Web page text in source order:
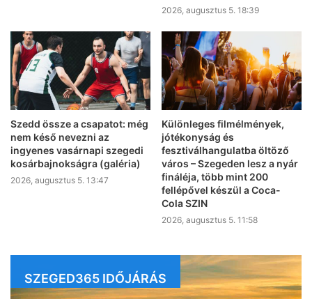
2026, augusztus 5. 18:39
Szedd össze a csapatot: még
nem késő nevezni az
ingyenes vasárnapi szegedi
kosárbajnokságra (galéria)
2026, augusztus 5. 13:47
Különleges filmélmények,
jótékonyság és
fesztiválhangulatba öltöző
város – Szegeden lesz a nyár
fináléja, több mint 200
fellépővel készül a Coca-
Cola SZIN
2026, augusztus 5. 11:58
SZEGED365 IDŐJÁRÁS